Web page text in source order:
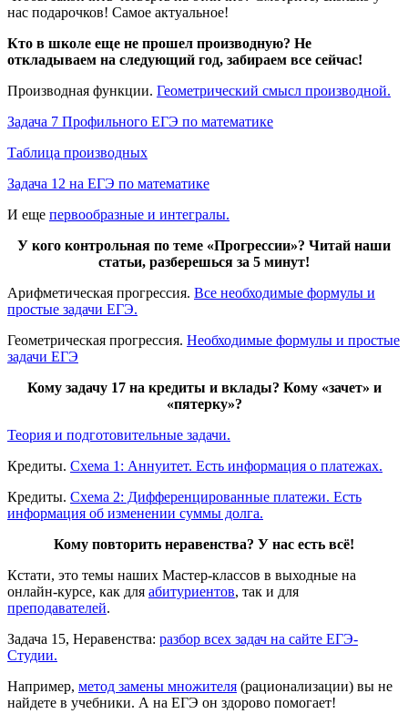
нас подарочков! Самое актуальное!
Кто в школе еще не прошел производную? Не
откладываем на следующий год, забираем все сейчас!
Производная функции. Геометрический смысл производной.
Задача 7 Профильного ЕГЭ по математике
Таблица производных
Задача 12 на ЕГЭ по математике
И еще первообразные и интегралы.
У кого контрольная по теме «Прогрессии»? Читай наши
статьи, разберешься за 5 минут!
Арифметическая прогрессия. Все необходимые формулы и
простые задачи ЕГЭ.
Геометрическая прогрессия. Необходимые формулы и простые
задачи ЕГЭ
Кому задачу 17 на кредиты и вклады? Кому «зачет» и
«пятерку»?
Теория и подготовительные задачи.
Кредиты. Схема 1: Аннуитет. Есть информация о платежах.
Кредиты. Схема 2: Дифференцированные платежи. Есть
информация об изменении суммы долга.
Кому повторить неравенства? У нас есть всё!
Кстати, это темы наших Мастер-классов в выходные на
онлайн-курсе, как для абитуриентов, так и для
преподавателей.
Задача 15, Неравенства: разбор всех задач на сайте ЕГЭ-
Студии.
Например, метод замены множителя (рационализации) вы не
найдете в учебники. А на ЕГЭ он здорово помогает!